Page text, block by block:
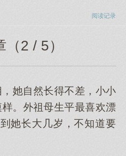
阅读记录
2 / 5）
她自然长得不差，小小
。外祖母生平最喜欢漂
她长大几岁，不知道要